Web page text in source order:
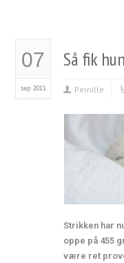
07
sep 2011
Så fik
Pernille
Strikken har
oppe på 455
være ret